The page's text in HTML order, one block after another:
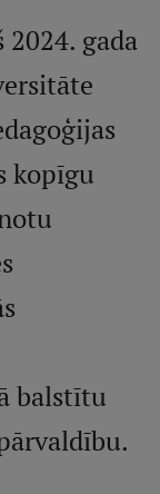
2024. gada
kopīgu
balstītu